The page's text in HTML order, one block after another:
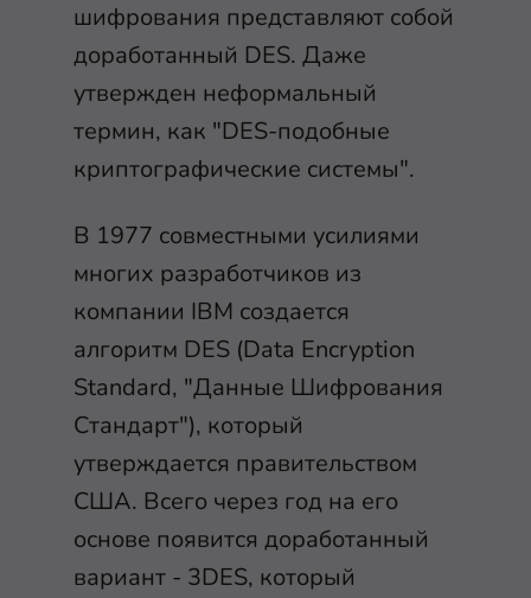
шифрования представляют собой
доработанный DES. Даже
утвержден неформальный
термин, как "DES-подобные
криптографические системы".
В 1977 совместными усилиями
многих разработчиков из
компании IBM создается
алгоритм DES (Data Encryption
Standard, "Данные Шифрования
Стандарт"), который
утверждается правительством
США. Всего через год на его
основе появится доработанный
вариант - 3DES, который